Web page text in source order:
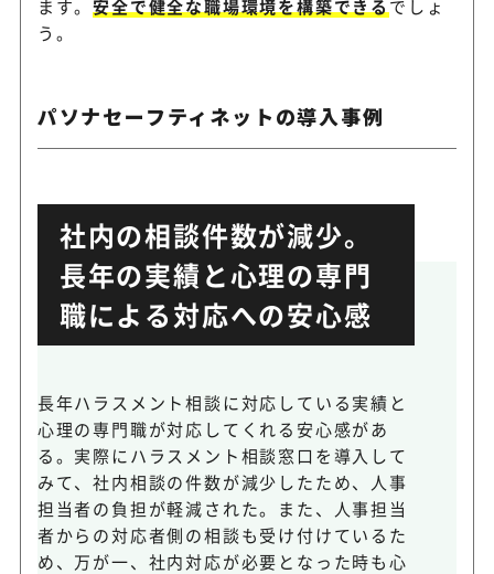
ます。安全で健全な職場環境を構築できる でしょ
う。
パソナセーフティネットの導入事例
社内の相談件数が減少。
長年の実績と心理の専門
職による対応への安心感
長年ハラスメント相談に対応している実績と
心理の専門職が対応してくれる安心感があ
る。実際にハラスメント相談窓口を導入して
みて、社内相談の件数が減少したため、人事
担当者の負担が軽減された。また、人事担当
者からの対応者側の相談も受け付けているた
め、万が一、社内対応が必要となった時も心